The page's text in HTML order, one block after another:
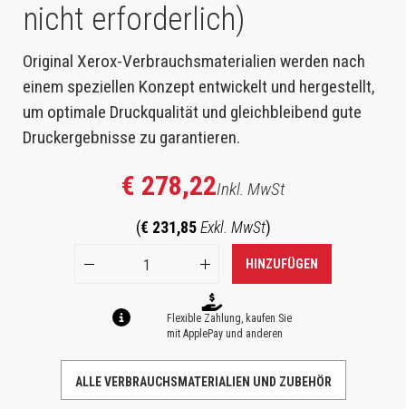
nicht erforderlich)
Original Xerox-Verbrauchsmaterialien werden nach
einem speziellen Konzept entwickelt und hergestellt,
um optimale Druckqualität und gleichbleibend gute
Druckergebnisse zu garantieren.
€ 278,22Inkl. MwSt
(€ 231,85 Exkl. MwSt)
HINZUFÜGEN
Flexible Zahlung, kaufen Sie
mit ApplePay und anderen
ALLE VERBRAUCHSMATERIALIEN UND ZUBEHÖR